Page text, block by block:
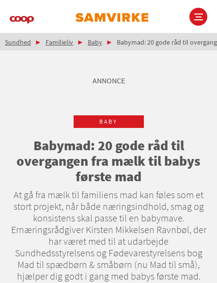
Main
Brødkrumme
Sundhed Familieliv Baby Babymad: 20 gode råd til
ANNONCE
BABY
Babymad: 20 gode råd til
overgangen fra mælk til babys
første mad
At gå fra mælk til familiens mad kan føles som et
stort projekt, når både næringsindhold, smag og
konsistens skal passe til en babymave.
Ernæringsrådgiver Kirsten Mikkelsen Ravnbøl, der
har været med til at udarbejde
Sundhedsstyrelsens og Fødevarestyrelsens bog
Mad til spædbørn & småbørn (nu Mad til små),
hjælper dig godt i gang med babys første mad.